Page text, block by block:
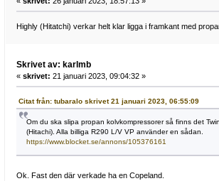
Highly (Hitatchi) verkar helt klar ligga i framkant med
Skrivet av: karlmb
« skrivet: 21 januari 2023, 09:04:32 »
Citat från: tubaralo skrivet 21 januari 2023, 06:55:09
Om du ska slipa propan kolvkompressorer så finns det
(Hitachi). Alla billiga R290 L/V VP använder en sådan.
https://www.blocket.se/annons/105376161
Ok. Fast den där verkade ha en Copeland.